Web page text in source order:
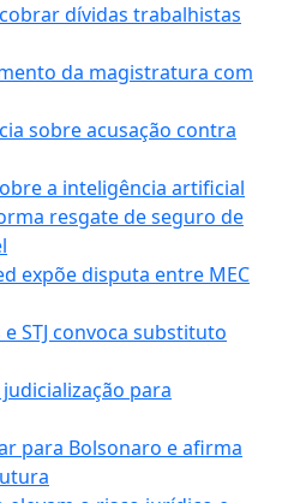
dívidas trabalhistas
da magistratura com
sobre acusação contra
a inteligência artificial
resgate de seguro de
expõe disputa entre MEC
STJ convoca substituto
para
para Bolsonaro e afirma